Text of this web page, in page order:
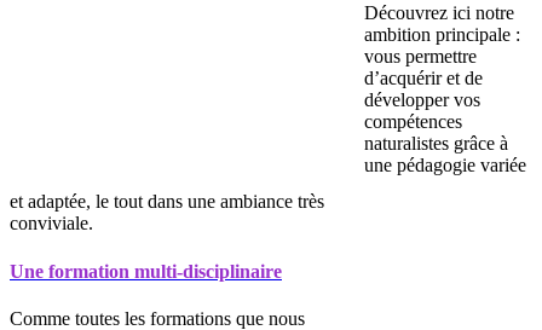
Découvrez ici notre
ambition principale :
vous permettre
d’acquérir et de
développer vos
compétences
naturalistes grâce à
une pédagogie variée
et adaptée, le tout dans une ambiance très
conviviale.
Une formation multi-disciplinaire
Comme toutes les formations que nous